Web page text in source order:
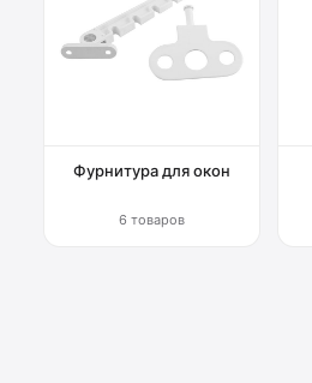
Фурнитура для окон
6 товаров